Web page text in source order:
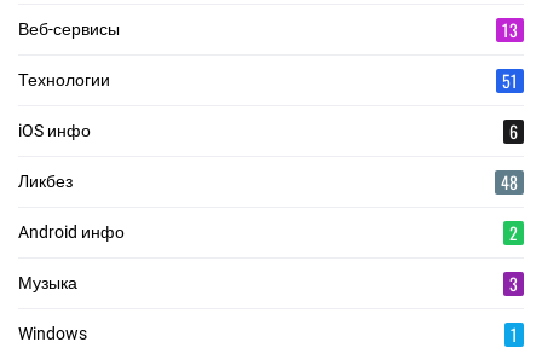
Веб-сервисы 13
Технологии 51
iOS инфо 6
Ликбез 48
Android инфо 2
Музыка 3
Windows 1